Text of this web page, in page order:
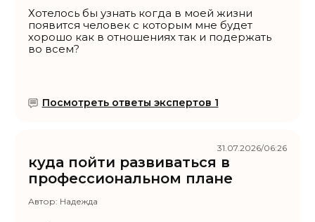
Хотелось бы узнать когда в моей жизни
появится человек с которым мне будет
хорошо как в отношениях так и подержать
во всем?
Посмотреть ответы экспертов 1
куда пойти развиваться в
профессиональном плане
Автор: Надежда
31.07.2026/06:26